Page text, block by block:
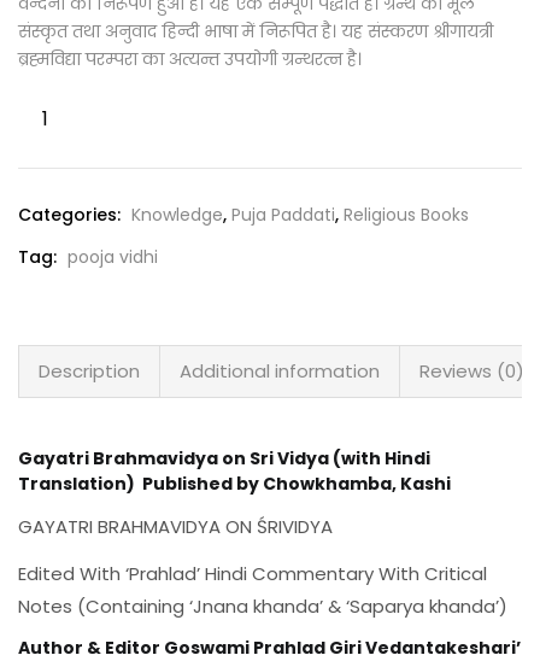
संस्कृत तथा अनुवाद हिन्दी भाषा में निरूपित है। यह संस्करण श्रीगायत्री
ब्रह्मविद्या परम्परा का अत्यन्त उपयोगी ग्रन्थरत्न है।
Categories: Knowledge, Puja Paddati, Religious Books
Tag: pooja vidhi
Description Additional information Reviews (0)
Gayatri Brahmavidya on Sri Vidya (with Hindi
Translation) Published by Chowkhamba, Kashi
GAYATRI BRAHMAVIDYA ON ŚRIVIDYA
Edited With ‘Prahlad’ Hindi Commentary With Critical
Notes (Containing ‘Jnana khanda’ & ‘Saparya khanda’)
Author & Editor Goswami Prahlad Giri Vedantakeshari’